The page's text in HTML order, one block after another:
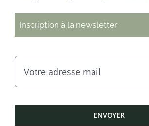
Inscription à la newsletter
ENVOYER